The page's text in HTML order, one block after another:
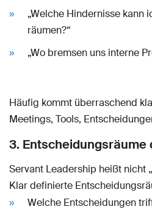
„Welche Hindernisse kann
räumen?“
„Wo bremsen uns interne
Häufig kommt überraschend
Meetings, Tools,
3. Entscheidungsräume
Servant Leadership heißt nicht
Klar definierte
Welche Entscheidungen